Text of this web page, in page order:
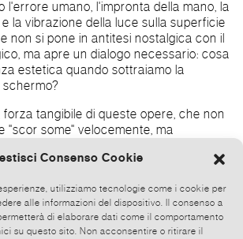
Consenso Cookie
utilizziamo tecnologie come i cookie per
alle informazioni del dispositivo. Il consenso a
di elaborare dati come il comportamento
su questo sito. Non acconsentire o ritirare il
l'errore umano, l'impronta della mano, la
la vibrazione della luce sulla superficie
non si pone in antitesi nostalgica con il
ma apre un dialogo necessario: cosa
estetica quando sottraiamo la
tangibile di queste opere, che non
"scor some" velocemente, ma
visitatore che, finalmente, torna a
di: Atta (Antoinette Tontcheva),
H Boustany, Cosmin Brendea, Jaime